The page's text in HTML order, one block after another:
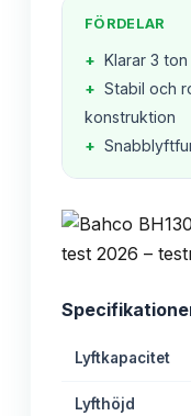
FÖRDELAR
+ Klarar 3 ton
+ Stabil och
konstruktion
+
Lyftkapacitet
Lyfthöjd